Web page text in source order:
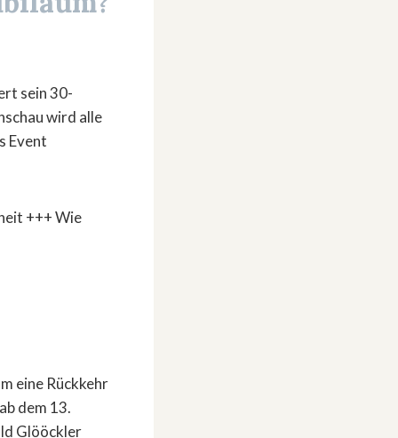
sein 30-
wird alle
Event
eine Rückkehr
dem 13.
Glööckler